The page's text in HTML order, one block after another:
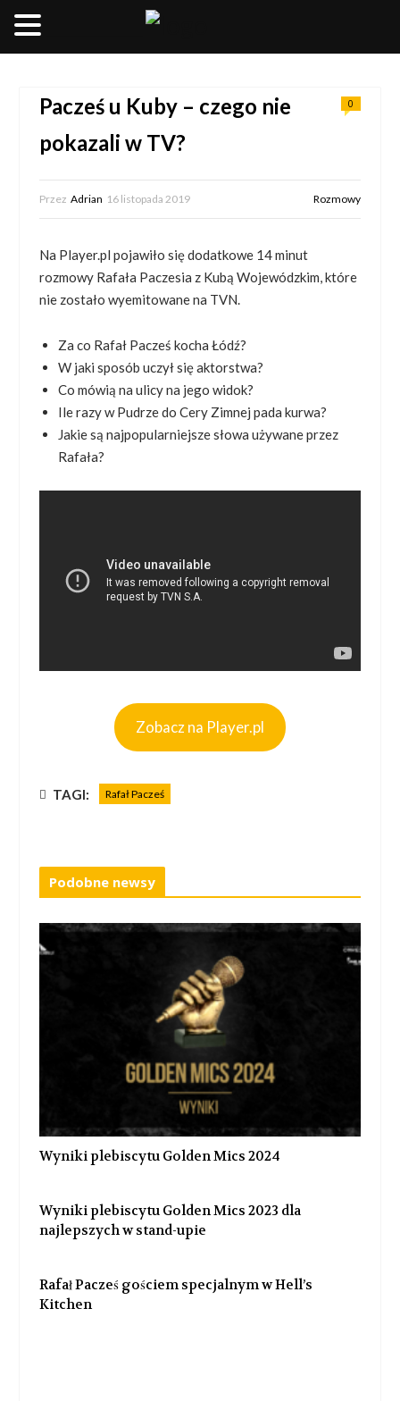
Pacześ u Kuby – czego nie
pokazali w TV?
0
Przez Adrian 16 listopada 2019 Rozmowy
Na Player.pl pojawiło się dodatkowe 14 minut
rozmowy Rafała Paczesia z Kubą Wojewódzkim, które
nie zostało wyemitowane na TVN.
Za co Rafał Pacześ kocha Łódź?
W jaki sposób uczył się aktorstwa?
Co mówią na ulicy na jego widok?
Ile razy w Pudrze do Cery Zimnej pada kurwa?
Jakie są najpopularniejsze słowa używane przez
Rafała?
Zobacz na Player.pl
TAGI: Rafał Pacześ
Podobne newsy
Wyniki plebiscytu Golden Mics 2024
Wyniki plebiscytu Golden Mics 2023 dla
najlepszych w stand-upie
Rafał Pacześ gościem specjalnym w Hell’s
Kitchen